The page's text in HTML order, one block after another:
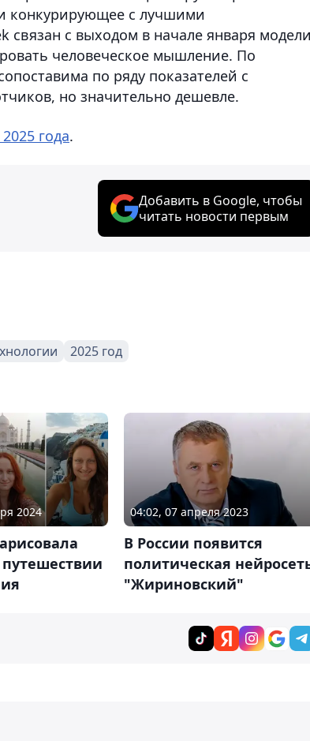
конкурирующее с лучшими
связан с выходом в начале января
человеческое мышление. По
по ряду показателей с
но значительно дешевле.
года.
Добавить в Google, чтобы
читать новости первым
2025 год
2024 04:02, 07 апреля 2023
В России появится
политическая
"Жириновский"